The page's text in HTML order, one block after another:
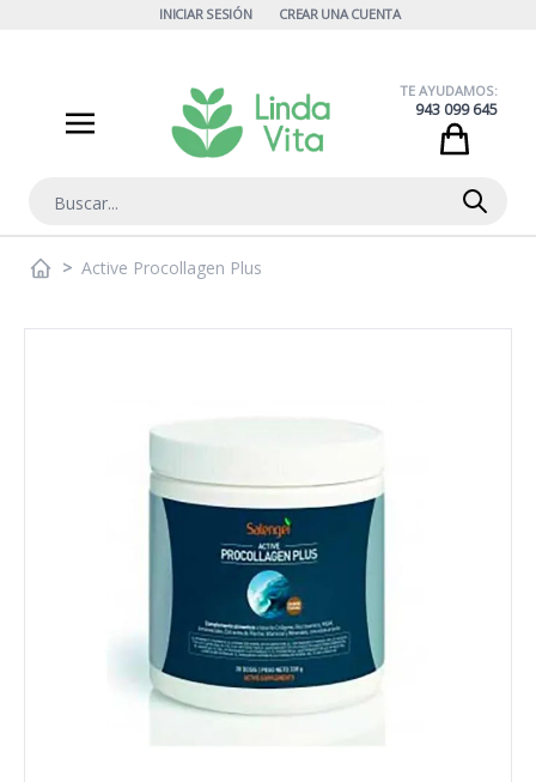
INICIAR SESIÓN CREAR UNA CUENTA
Buscar
TE AYUDAMOS:
943 099 645
> Active Procollagen Plus